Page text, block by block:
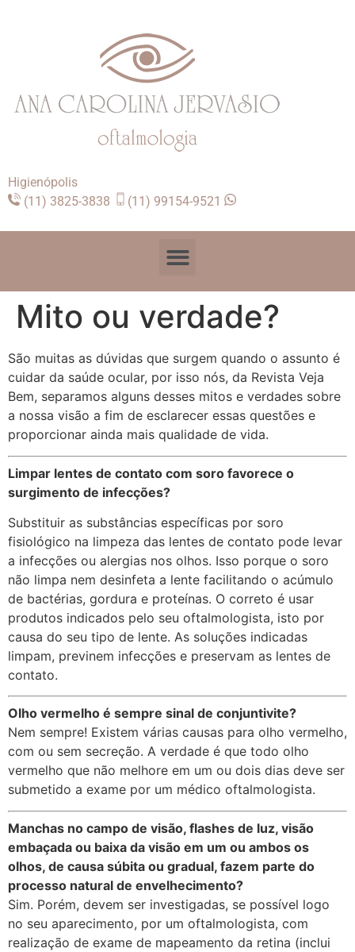
Higienópolis
(11) 3825-3838
(11) 99154-9521
Mito ou verdade?
São muitas as dúvidas que surgem quando o assunto é
cuidar da saúde ocular, por isso nós, da Revista Veja
Bem, separamos alguns desses mitos e verdades sobre
a nossa visão a fim de esclarecer essas questões e
proporcionar ainda mais qualidade de vida.
Limpar lentes de contato com soro favorece o
surgimento de infecções?
Substituir as substâncias específicas por soro
fisiológico na limpeza das lentes de contato pode levar
a infecções ou alergias nos olhos. Isso porque o soro
não limpa nem desinfeta a lente facilitando o acúmulo
de bactérias, gordura e proteínas. O correto é usar
produtos indicados pelo seu oftalmologista, isto por
causa do seu tipo de lente. As soluções indicadas
limpam, previnem infecções e preservam as lentes de
contato.
Olho vermelho é sempre sinal de conjuntivite?
Nem sempre! Existem várias causas para olho vermelho,
com ou sem secreção. A verdade é que todo olho
vermelho que não melhore em um ou dois dias deve ser
submetido a exame por um médico oftalmologista.
Manchas no campo de visão, flashes de luz, visão
embaçada ou baixa da visão em um ou ambos os
olhos, de causa súbita ou gradual, fazem parte do
processo natural de envelhecimento?
Sim. Porém, devem ser investigadas, se possível logo
no seu aparecimento, por um oftalmologista, com
realização de exame de mapeamento da retina (inclui